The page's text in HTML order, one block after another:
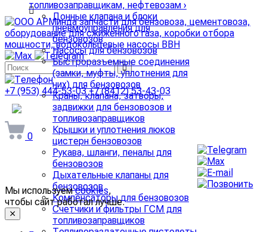
+7 (953) 444-53-03 +7 (8412) 53-43-03
arminda58@mail.ru
0
топливозаправщикам, нефтевозам ›
Донные клапана и блоки
пневмоуправления для
бензовозов
Насосы для бензовозов
Быстроразъемные соединения
(замки, муфты, уплотнения для
них) для бензовозов
Краны, клапана, затворы,
задвижки для бензовозов и
топливозаправщиков
Крышки и уплотнения люков
цистерн бензовозов
Рукава, шланги, пеналы для
бензовозов
Дыхательные клапаны для
бензовозов
Компенсаторы для бензовозов
Счетчики и фильтры ГСМ для
топливозаправщиков
Мы используемcookies,
чтобы сайт работал лучше.